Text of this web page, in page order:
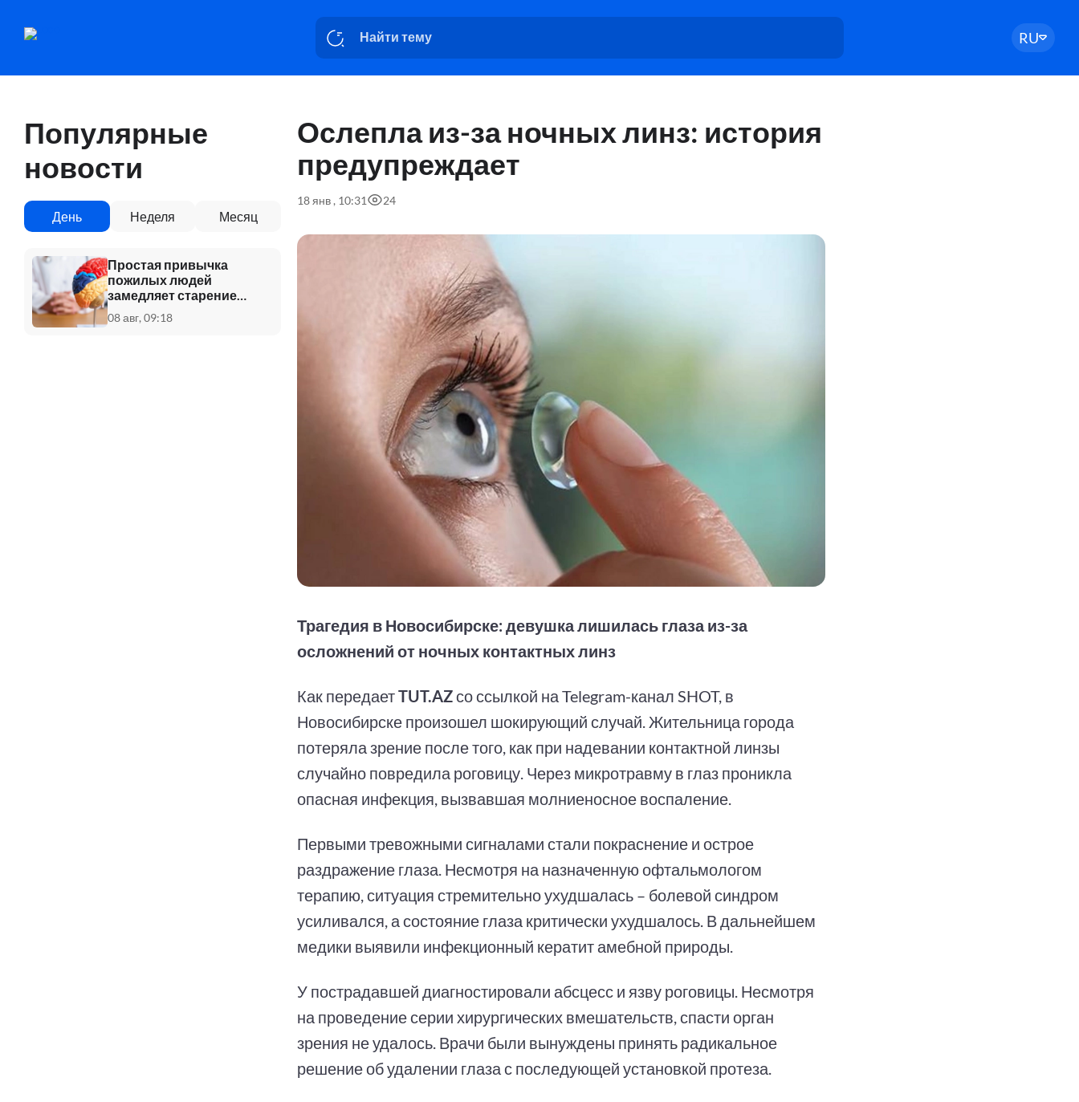
RU
Популярные
новости
День Неделя Месяц
Простая привычка
пожилых людей
замедляет старение
мозга
08 авг, 09:18
Ослепла из-за ночных линз: история
предупреждает
18 янв , 10:31 24
Трагедия в Новосибирске: девушка лишилась глаза из-за
осложнений от ночных контактных линз
Как передаетTUT.AZсо ссылкой на Telegram-канал SHOT, в
Новосибирске произошел шокирующий случай. Жительница города
потеряла зрение после того, как при надевании контактной линзы
случайно повредила роговицу. Через микротравму в глаз проникла
опасная инфекция, вызвавшая молниеносное воспаление.
Первыми тревожными сигналами стали покраснение и острое
раздражение глаза. Несмотря на назначенную офтальмологом
терапию, ситуация стремительно ухудшалась – болевой синдром
усиливался, а состояние глаза критически ухудшалось. В дальнейшем
медики выявили инфекционный кератит амебной природы.
У пострадавшей диагностировали абсцесс и язву роговицы. Несмотря
на проведение серии хирургических вмешательств, спасти орган
зрения не удалось. Врачи были вынуждены принять радикальное
решение об удалении глаза с последующей установкой протеза.